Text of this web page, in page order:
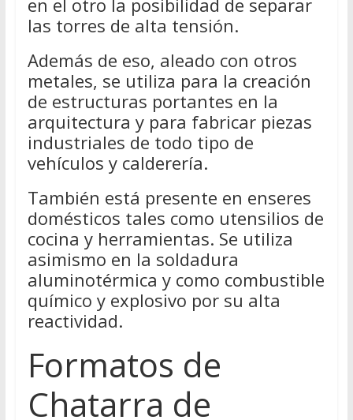
las torres de alta tensión.
Además de eso, aleado con otros
metales, se utiliza para la creación
de estructuras portantes en la
arquitectura y para fabricar piezas
industriales de todo tipo de
vehículos y calderería.
También está presente en enseres
domésticos tales como utensilios de
cocina y herramientas. Se utiliza
asimismo en la soldadura
aluminotérmica y como combustible
químico y explosivo por su alta
reactividad.
Formatos de
Chatarra de